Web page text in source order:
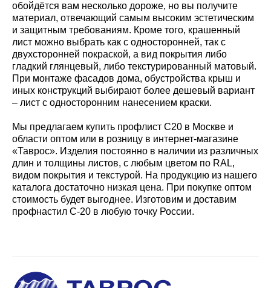
обойдётся вам несколько дороже, но вы получите
материал, отвечающий самым высоким эстетическим
и защитным требованиям. Кроме того, крашенный
лист можно выбрать как с односторонней, так с
двухсторонней покраской, а вид покрытия либо
гладкий глянцевый, либо текстурированный матовый.
При монтаже фасадов дома, обустройства крыш и
иных конструкций выбирают более дешевый вариант
– лист с односторонним нанесением краски.
Мы предлагаем купить профлист С20 в Москве и
области оптом или в розницу в интернет-магазине
«Таврос». Изделия постоянно в наличии из различных
длин и толщины листов, с любым цветом по RAL,
видом покрытия и текстурой. На продукцию из нашего
каталога достаточно низкая цена. При покупке оптом
стоимость будет выгоднее. Изготовим и доставим
профнастил С-20 в любую точку России.